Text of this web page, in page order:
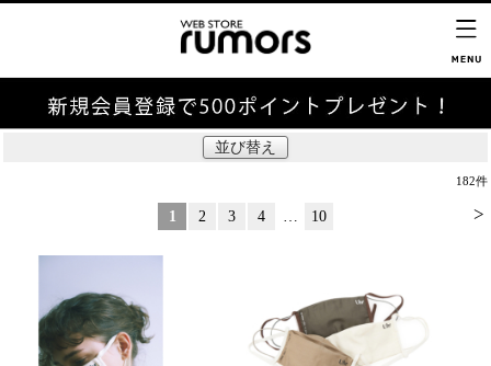
並び替え
182件
>
1 2 3 4 … 10